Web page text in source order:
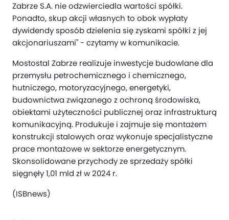
Zabrze S.A. nie odzwierciedla wartości spółki.
Ponadto, skup akcji własnych to obok wypłaty
dywidendy sposób dzielenia się zyskami spółki z jej
akcjonariuszami" - czytamy w komunikacie.
Mostostal Zabrze realizuje inwestycje budowlane dla
przemysłu petrochemicznego i chemicznego,
hutniczego, motoryzacyjnego, energetyki,
budownictwa związanego z ochroną środowiska,
obiektami użyteczności publicznej oraz infrastrukturą
komunikacyjną. Produkuje i zajmuje się montażem
konstrukcji stalowych oraz wykonuje specjalistyczne
prace montażowe w sektorze energetycznym.
Skonsolidowane przychody ze sprzedaży spółki
sięgnęły 1,01 mld zł w 2024 r.
(ISBnews)